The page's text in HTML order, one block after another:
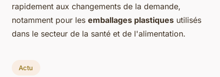
rapidement aux changements de la demande,
notamment pour les emballages plastiques utilisés
dans le secteur de la santé et de l'alimentation.
Actu